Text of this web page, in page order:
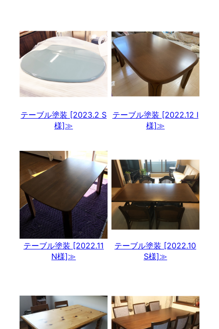
テーブル塗装 [2023.2 S
様]≫
テーブル塗装 [2022.12 I
様]≫
テーブル塗装 [2022.11
N様]≫
テーブル塗装 [2022.10
S様]≫